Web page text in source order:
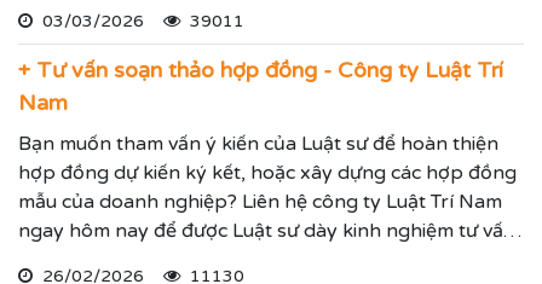
doanh hãy xem quy định mới về hợp đồng hợp tác kinh
doanh dưới đây.
03/03/2026 39011
+ Tư vấn soạn thảo hợp đồng - Công ty Luật Trí
Nam
Bạn muốn tham vấn ý kiến của Luật sư để hoàn thiện
hợp đồng dự kiến ký kết, hoặc xây dựng các hợp đồng
mẫu của doanh nghiệp? Liên hệ công ty Luật Trí Nam
ngay hôm nay để được Luật sư dày kinh nghiệm tư vấn
26/02/2026 11130